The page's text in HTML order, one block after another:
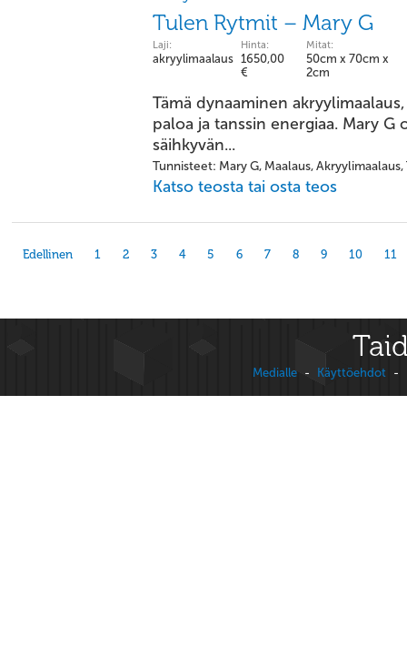
Tulen Rytmit – Mary G
Laji:
akryylimaalaus
Hinta:
1650,00
€
Mitat:
50cm x 70cm x
2cm
Tämä dynaaminen
paloa ja tanssin energiaa. Mary
säihkyvän...
Tunnisteet: Mary G, Maalaus, Akryylimaalaus,
Katso teosta tai osta teos
Edellinen 1 2 3 4 5 6 7 8 9 10 11
Medialle - Käyttöehdot -